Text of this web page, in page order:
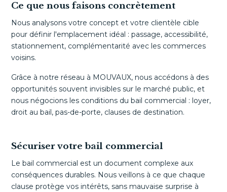
Ce que nous faisons concrètement
Nous analysons votre concept et votre clientèle cible
pour définir l'emplacement idéal : passage, accessibilité,
stationnement, complémentarité avec les commerces
voisins.
Grâce à notre réseau à MOUVAUX, nous accédons à des
opportunités souvent invisibles sur le marché public, et
nous négocions les conditions du bail commercial : loyer,
droit au bail, pas-de-porte, clauses de destination.
Sécuriser votre bail commercial
Le bail commercial est un document complexe aux
conséquences durables. Nous veillons à ce que chaque
clause protège vos intérêts, sans mauvaise surprise à